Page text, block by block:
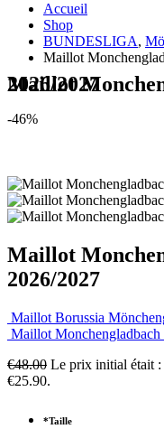
Accueil
Shop
BUNDESLIGA,
Maillot
Maillot Monchengladbach Extérieur 2026/2027
-46%
Maillot
2026/2027
Maillot Borussia
Maillot
€48.00 Le prix initial était :
€25.90.
*Taille